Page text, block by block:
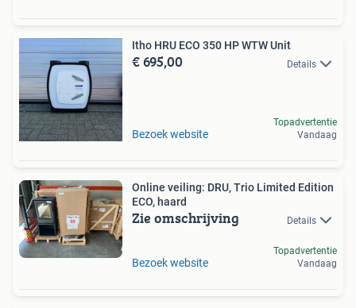
Itho HRU ECO 350 HP WTW Unit
€ 695,00 Details
Bezoek website
Topadvertentie
Vandaag
Online veiling: DRU, Trio Limited Edition
ECO, haard
Zie omschrijving Details
Bezoek website
Topadvertentie
Vandaag